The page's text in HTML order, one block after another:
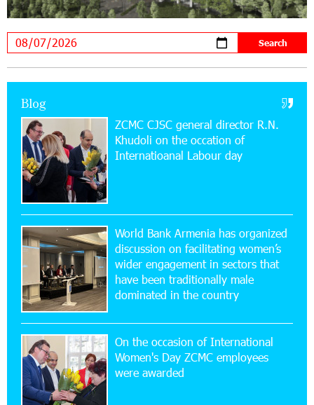
Virtuosos” Program participated in the Järvi
Academy and Pärnu Music Festival in Estonia, representing
Armenia on the international stage
20:56:14 22-07-2026
New Financial Skills at the Davidbek Games:
Idram&IDBank
CashIn Services at AraratBank ATMs: Fast,
Simple, and Secure
16:29:04 20-07-2026
Ucom Sales and Service Center Reopens at 3/47
Yerevanyan Street in Yeghvard
15:47:47 17-07-2026
Up to 25% idcoin when purchasing Flyone flight
tickets: Idram&IDBank
Blog
ZCMC CJSC general director R.N.
Khudoli on the օccation of
Internatioanal Labour day
World Bank Armenia has organized
discussion on facilitating women’s
wider engagement in sectors that
have been traditionally male
dominated in the country
On the occasion of International
Women's Day ZCMC employees
were awarded